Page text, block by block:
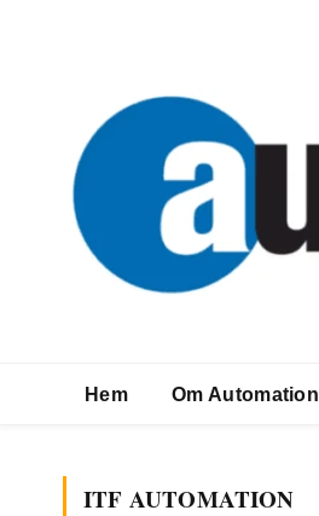
Hem Om Automation
ITF AUTOMATION